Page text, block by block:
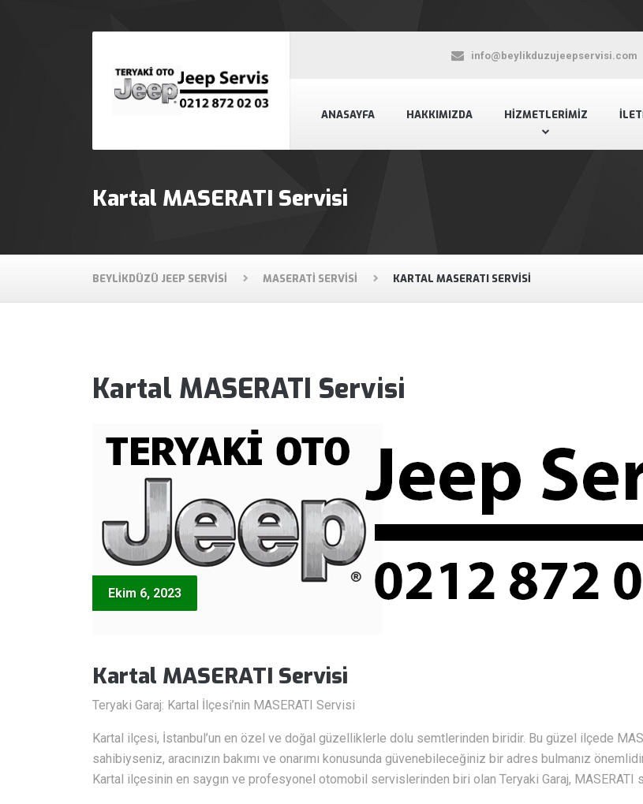
ANASAYFA HAKKIMIZDA HIZMETLERIMIZ
info@beylikduzujeepservisi.com
Kartal MASERATI Servisi
BEYLIKDÜZÜ JEEP SERVISI MASERATI SERVISI KARTAL MASERATI SERVISI
Kartal MASERATI Servisi
Ekim 6, 2023
Kartal MASERATI Servisi
Teryaki Garaj: Kartal İlçesi’nin MASERATI Servisi
Kartal ilçesi, İstanbul’un en özel ve doğal güzelliklerle dolu semtlerinden biridir. Bu güzel ilçede
sahibiyseniz, aracınızın bakımı ve onarımı konusunda güvenebileceğiniz bir adres bulmanız
Kartal ilçesinin en saygın ve profesyonel otomobil servislerinden biri olan Teryaki Garaj, MASERATI